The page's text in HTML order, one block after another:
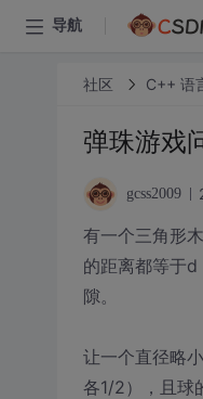
导航
社区 C++ 语
弹珠游戏
gcss2009
有一个三角形
的距离都等于
隙。
让一个直径略
各1/2），且球